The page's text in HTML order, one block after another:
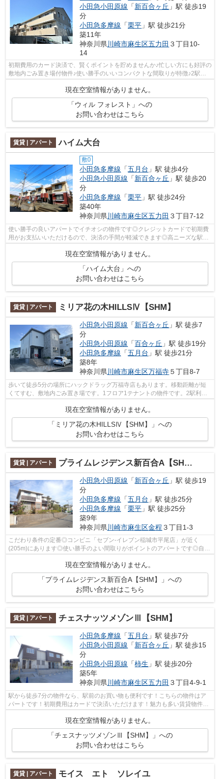
小田急小田原線 「新百合ヶ丘 」駅 徒歩19
分
小田急多摩線 「栗平 」駅 徒歩21分
築11年
神奈川県 川崎市麻生区五力田 ３丁目10-
14
初期費用のカード決済で、賢くポイントを貯めませんか♪忙しい方にも好評の
敷地内ごみ置き場付物件♪使い勝手のいいコンパクトな間取りが特徴♪2駅利
用できる立地となっていて、アクセス...
現在空室情報がありません。
「ウィル フォレスト」への
お問い合わせはこちら
賃貸 | アパート ハイム大台
敷0
小田急多摩線 「五月台 」駅 徒歩4分
小田急小田原線 「新百合ヶ丘 」駅 徒歩20
分
小田急多摩線 「栗平 」駅 徒歩24分
築40年
神奈川県川崎市麻生区五力田 ３丁目7-12
使い勝手の良いアパートでイチオシの物件です◎クレジットカードで初期費
用がお支払いいただけるので、決済の手間が軽減できます◎高ニーズな駅近
現在空室情報がありません。
「ハイム大台」への
お問い合わせはこちら
賃貸 | アパート ミリア花の木HILLSⅣ【SHM】
小田急小田原線 「新百合ヶ丘 」駅 徒歩7
分
小田急小田原線 「百合ヶ丘 」駅 徒歩19分
小田急多摩線 「五月台 」駅 徒歩21分
築8年
神奈川県 川崎市麻生区万福寺５丁目8-7
歩いて徒歩5分の場所にハックドラッグ万福寺店もあります。移動距離が短
くてすむ、敷地内ごみ置き場です。1フロア1テナントの物件です。2駅利用
ができるので電車の利用に役立つ物件で...
現在空室情報がありません。
「ミリア花の木HILLSⅣ【SHM】」への
お問い合わせはこちら
賃貸 | アパート プライムレジデンス新百合A【SHM】
小田急小田原線 「新百合ヶ丘 」駅 徒歩19
分
小田急多摩線 「五月台 」駅 徒歩25分
小田急多摩線 「栗平 」駅 徒歩25分
築9年
神奈川県 川崎市麻生区金程 ３丁目1-3
こだわり条件の定番◎コンビニ「セブン-イレブン稲城市平尾店」が近く
(205m)にあります◎使い勝手のよい間取りがポイントのアパートです◎自走
現在空室情報がありません。
「プライムレジデンス新百合A【SHM】」への
お問い合わせはこちら
賃貸 | アパート チェスナッツメゾンⅢ【SHM】
小田急多摩線 「五月台 」駅 徒歩7分
小田急小田原線 「新百合ヶ丘 」駅 徒歩15
分
小田急小田原線 「柿生 」駅 徒歩20分
築5年
神奈川県 川崎市麻生区五力田 ３丁目4-9-1
駅から徒歩7分の物件なら、駅前のお買い物も便利です！こちらの物件はア
パートです！初期費用はカードで決済いただけます！魅力も多い賃貸物件は
現在空室情報がありません。
「チェスナッツメゾンⅢ【SHM】」への
お問い合わせはこちら
賃貸 | アパート モイス エト ソレイユ